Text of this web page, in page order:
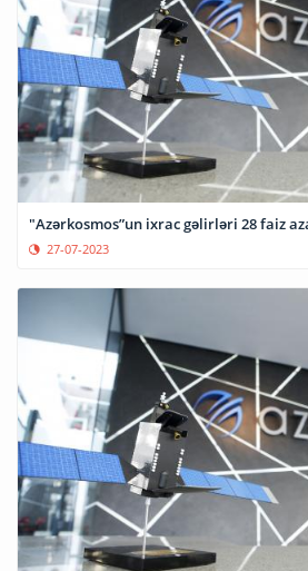
"Azərkosmos”un ixrac gəlirləri 28 faiz
27-07-2023